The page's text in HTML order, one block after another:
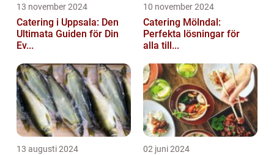
13 november 2024
Catering i Uppsala: Den
Ultimata Guiden för Din
Ev...
10 november 2024
Catering Mölndal:
Perfekta lösningar för
alla till...
13 augusti 2024 02 juni 2024